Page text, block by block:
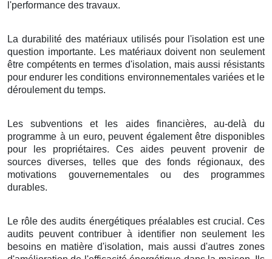
l'performance des travaux.
La durabilité des matériaux utilisés pour l'isolation est une
question importante. Les matériaux doivent non seulement
être compétents en termes d'isolation, mais aussi résistants
pour endurer les conditions environnementales variées et le
déroulement du temps.
Les subventions et les aides financières, au-delà du
programme à un euro, peuvent également être disponibles
pour les propriétaires. Ces aides peuvent provenir de
sources diverses, telles que des fonds régionaux, des
motivations gouvernementales ou des programmes
durables.
Le rôle des audits énergétiques préalables est crucial. Ces
audits peuvent contribuer à identifier non seulement les
besoins en matière d'isolation, mais aussi d'autres zones